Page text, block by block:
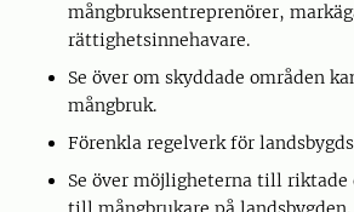
mångbruksentreprenörer,
rättighetsinnehavare.
Se över om skyddade områden
mångbruk.
Förenkla regelverk för
Se över möjligheterna till riktade